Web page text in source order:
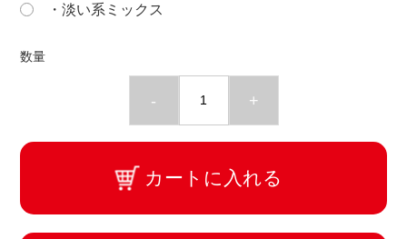
・淡い系ミックス
数量
- +
カートに入れる